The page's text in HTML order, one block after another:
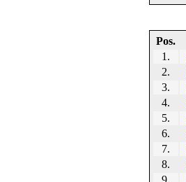
Pos.
1.
2.
3.
4.
5.
6.
7.
8.
9.